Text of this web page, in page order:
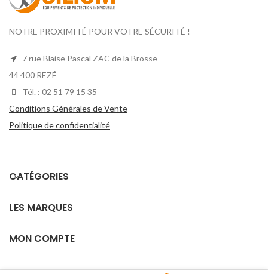
NOTRE PROXIMITÉ POUR VOTRE SÉCURITÉ !
7 rue Blaise Pascal ZAC de la Brosse
44 400 REZÉ
Tél. : 02 51 79 15 35
Conditions Générales de Vente
Politique de confidentialité
CATÉGORIES
LES MARQUES
MON COMPTE